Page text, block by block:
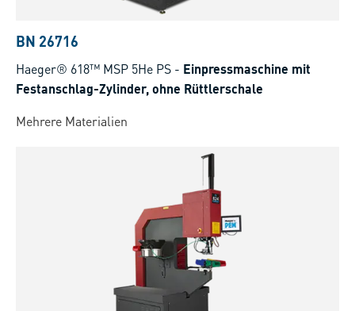
BN 26716
Haeger® 618™ MSP 5He PS - Einpressmaschine mit
Festanschlag-Zylinder, ohne Rüttlerschale
Mehrere Materialien